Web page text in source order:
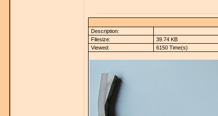
Description:
Filesize:
39.74 KB
Viewed:
6150 Time(s)